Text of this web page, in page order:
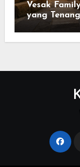
Vesak
yang
Pemindai